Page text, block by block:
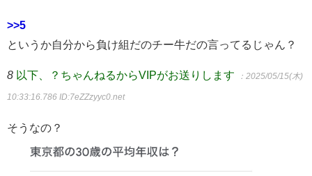
>>5
というか自分から負け組だのチー牛だの言ってるじゃん？
8 以下、？ちゃんねるからVIPがお送りします ：2025/05/15(木)
10:33:16.786 ID:7eZZzyyc0.net
そうなの？